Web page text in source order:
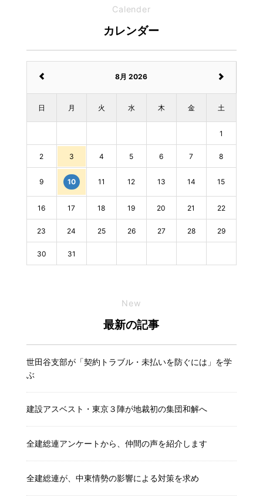
Calender
カレンダー
8月 2026
日 月 火 水 木 金 土
1
2 3 4 5 6 7 8
9 10 11 12 13 14 15
16 17 18 19 20 21 22
23 24 25 26 27 28 29
30 31
New
最新の記事
世田谷支部が「契約トラブル・未払いを防ぐには」を学
ぶ
建設アスベスト・東京３陣が地裁初の集団和解へ
全建総連アンケートから、仲間の声を紹介します
全建総連が、中東情勢の影響による対策を求め